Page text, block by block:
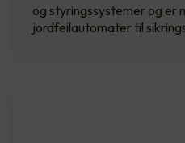
og styringssystemer og er
jordfeilautomater til